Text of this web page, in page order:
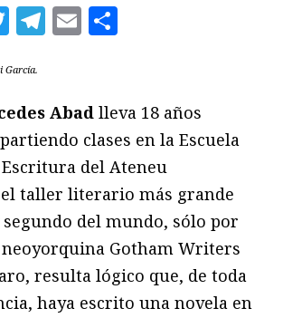
Twitter
Telegram
Email
García.
Abad lleva 18 años
clases en la Escuela
Escritura del Ateneu
el taller literario más grande
segundo del mundo, sólo por
Gotham Writers
resulta lógico que, de toda
haya escrito una novela en